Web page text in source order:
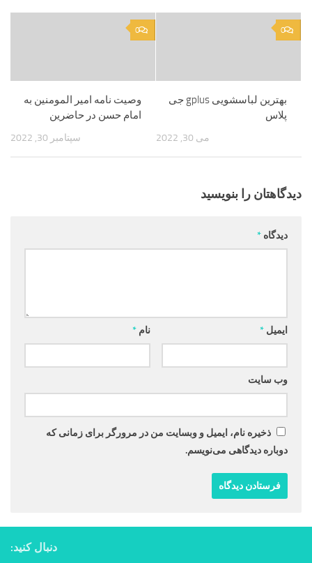
0
وصیت نامه امیر المومنین به
امام حسن در حاضرین
سپتامبر 30, 2022
0
بهترین لباسشویی gplus جی
پلاس
می 30, 2022
دیدگاهتان را بنویسید
دیدگاه *
نام * ایمیل *
وب‌ سایت
ذخیره نام، ایمیل و وبسایت من در مرورگر برای زمانی که
دوباره دیدگاهی می‌نویسم.
دنبال کنید: